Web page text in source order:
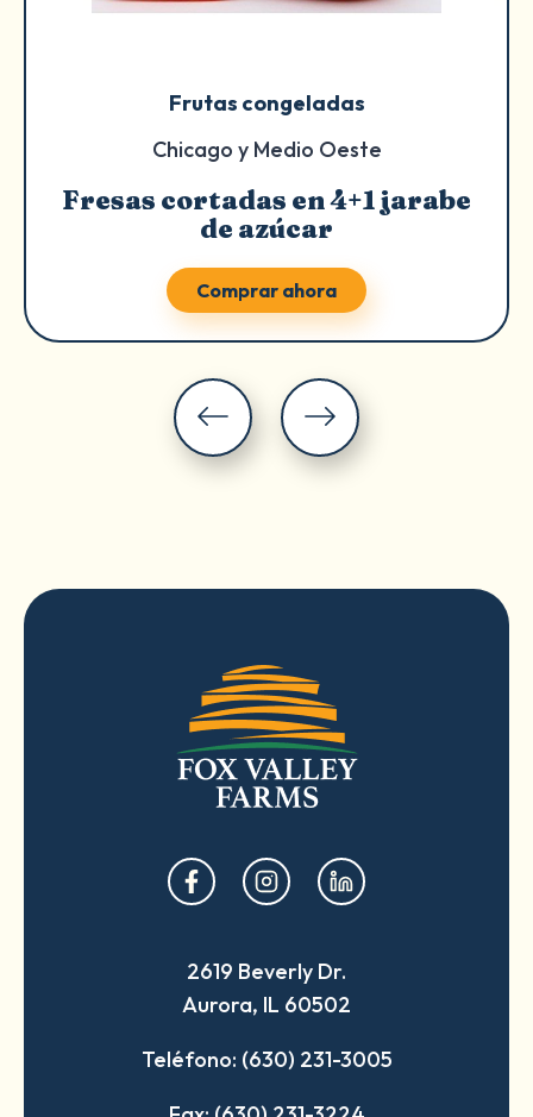
Frutas congeladas
Chicago y Medio Oeste
Fresas cortadas en 4+1 jarabe
de azúcar
Comprar ahora
opens
in
new
tab
opens
in
new
tab
opens
in
new
tab
2619 Beverly Dr.
Aurora, IL 60502
Teléfono: (630) 231-3005